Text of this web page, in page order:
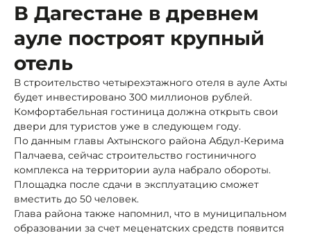
В Дагестане в древнем
ауле построят крупный
отель
В строительство четырехэтажного отеля в ауле Ахты
будет инвестировано 300 миллионов рублей.
Комфортабельная гостиница должна открыть свои
двери для туристов уже в следующем году.
По данным главы Ахтынского района Абдул-Керима
Палчаева, сейчас строительство гостиничного
комплекса на территории аула набрало обороты.
Площадка после сдачи в эксплуатацию сможет
вместить до 50 человек.
Глава района также напомнил, что в муниципальном
образовании за счет меценатских средств появится